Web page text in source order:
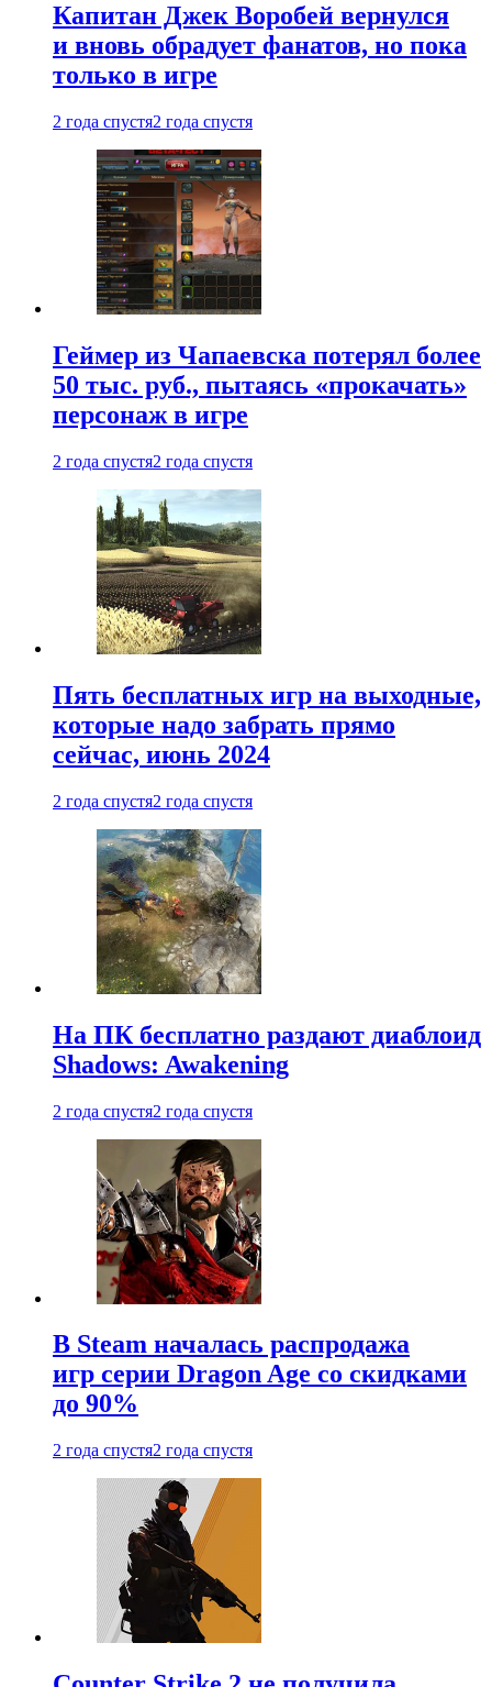
Капитан Джек Воробей вернулся
и вновь обрадует фанатов, но пока
только в игре
2 года спустя2 года спустя
Геймер из Чапаевска потерял более
50 тыс. руб., пытаясь «прокачать»
персонаж в игре
2 года спустя2 года спустя
Пять бесплатных игр на выходные,
которые надо забрать прямо
сейчас, июнь 2024
2 года спустя2 года спустя
На ПК бесплатно раздают диаблоид
Shadows: Awakening
2 года спустя2 года спустя
В Steam началась распродажа
игр серии Dragon Age со скидками
до 90%
2 года спустя2 года спустя